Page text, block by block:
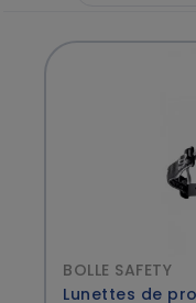
BOLLE SAFETY
Lunettes de